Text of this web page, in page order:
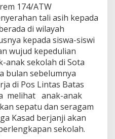
174/ATW
tali asih kepada
di wilayah
kepada siswa-siswi
wujud kepedulian
anak sekolah di Sota
bulan sebelumnya
di Pos Lintas Batas
melihat anak-anak
sepatu dan seragam
Kasad berjanji akan
sekolah.